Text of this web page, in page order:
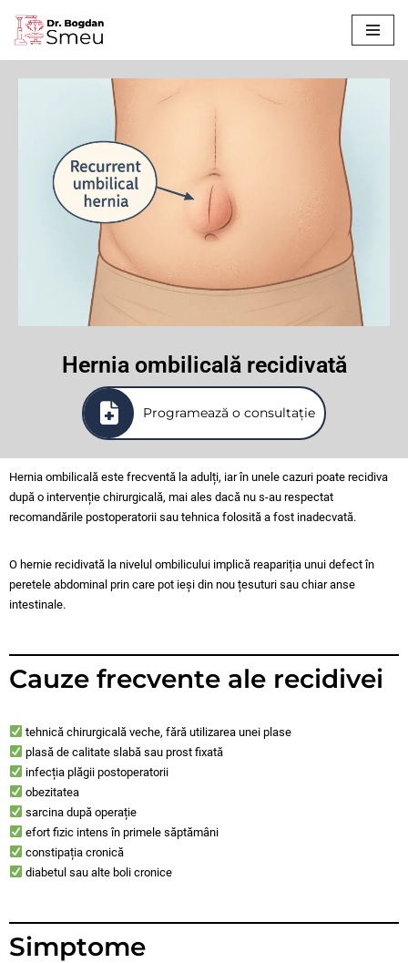
Sari
Hernia ombilicală recidivată
Programează o consultație
Hernia ombilicală este frecventă la adulți, iar în unele cazuri poate recidiva
după o intervenție chirurgicală, mai ales dacă nu s-au respectat
recomandările postoperatorii sau tehnica folosită a fost inadecvată.
O hernie recidivată la nivelul ombilicului implică reapariția unui defect în
peretele abdominal prin care pot ieși din nou țesuturi sau chiar anse
intestinale.
Cauze frecvente ale recidivei
tehnică chirurgicală veche, fără utilizarea unei plase
plasă de calitate slabă sau prost fixată
infecția plăgii postoperatorii
obezitatea
sarcina după operație
efort fizic intens în primele săptămâni
constipația cronică
diabetul sau alte boli cronice
Simptome